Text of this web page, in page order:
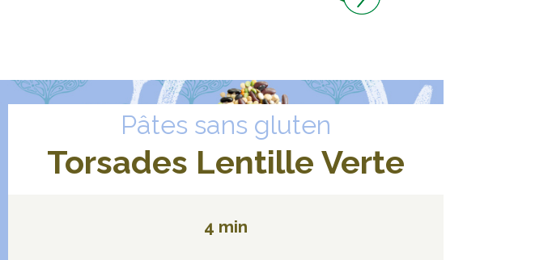
Pâtes sans gluten
Torsades Lentille Verte
4 min